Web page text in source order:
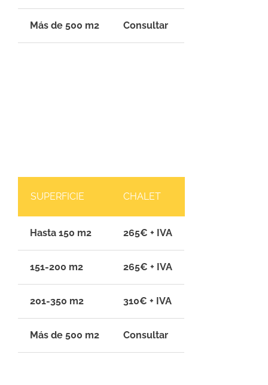
Más de 500 m2 Consultar
SUPERFICIE CHALET
Hasta 150 m2 265€ + IVA
151-200 m2 265€ + IVA
201-350 m2 310€ + IVA
Más de 500 m2 Consultar